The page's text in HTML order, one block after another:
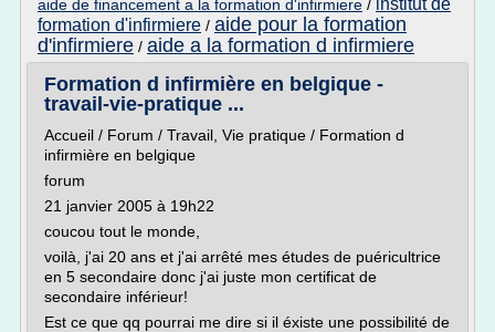
aide de financement a la formation d'infirmiere / institut de
formation d'infirmiere / aide pour la formation
d'infirmiere / aide a la formation d infirmiere
Formation d infirmière en belgique -
travail-vie-pratique ...
Accueil / Forum / Travail, Vie pratique / Formation d
infirmière en belgique
forum
21 janvier 2005 à 19h22
coucou tout le monde,
voilà, j'ai 20 ans et j'ai arrêté mes études de puéricultrice
en 5 secondaire donc j'ai juste mon certificat de
secondaire inférieur!
Est ce que qq pourrai me dire si il éxiste une possibilité de